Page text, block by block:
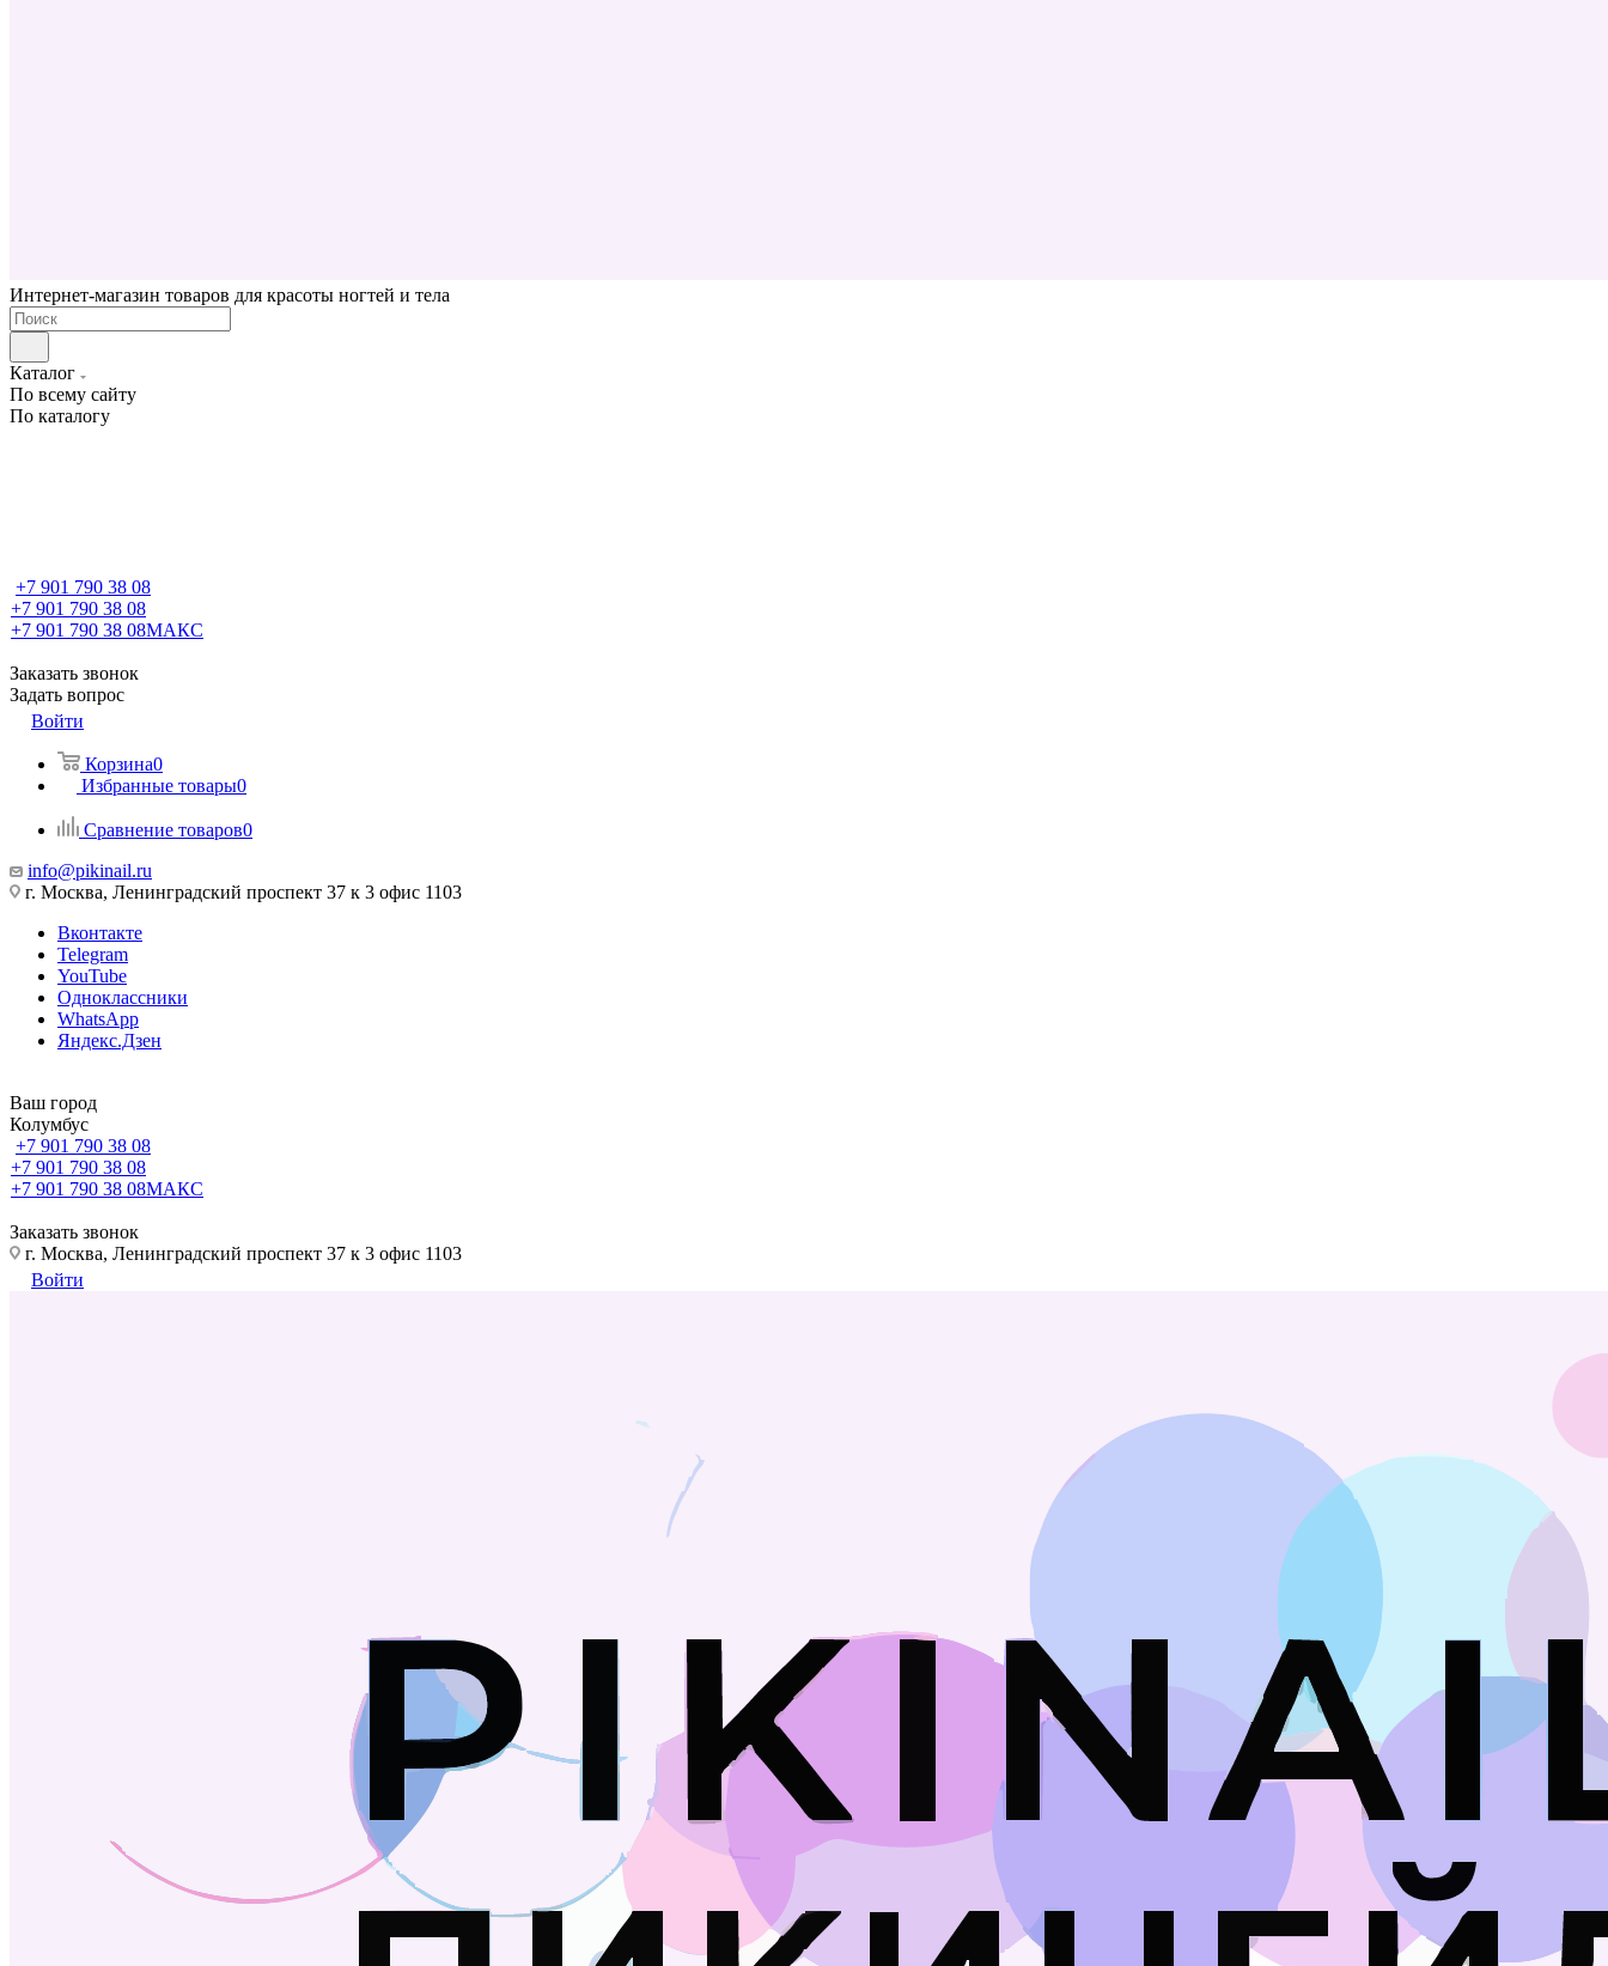
Интернет-магазин товаров для красоты ногтей и тела
Каталог
По всему сайту
По каталогу
+7 901 790 38 08
+7 901 790 38 08
+7 901 790 38 08МАКС
Заказать звонок
Задать вопрос
Войти
Корзина0
Избранные товары0
Сравнение товаров0
info@pikinail.ru
г. Москва, Ленинградский проспект 37 к 3 офис 1103
Вконтакте
Telegram
YouTube
Одноклассники
WhatsApp
Яндекс.Дзен
Ваш город
Колумбус
+7 901 790 38 08
+7 901 790 38 08
+7 901 790 38 08МАКС
Заказать звонок
г. Москва, Ленинградский проспект 37 к 3 офис 1103
Войти